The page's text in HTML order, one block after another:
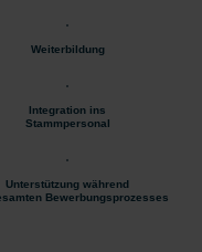
Weiterbildung
Integration ins
Stammpersonal
Unterstützung während
Bewerbungsprozesses